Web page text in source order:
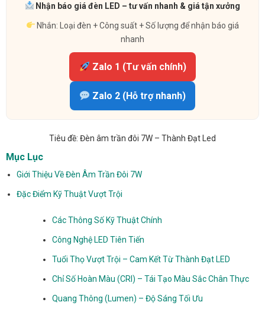
Nhận báo giá đèn LED – tư vấn nhanh & giá tận xưởng
Nhắn: Loại đèn + Công suất + Số lượng để nhận báo giá
nhanh
Zalo 1 (Tư vấn chính)
Zalo 2 (Hỗ trợ nhanh)
Tiêu đề: Đèn âm trần đôi 7W – Thành Đạt Led
Mục Lục
Giới Thiệu Về Đèn Âm Trần Đôi 7W
Đặc Điểm Kỹ Thuật Vượt Trội
Các Thông Số Kỹ Thuật Chính
Công Nghệ LED Tiên Tiến
Tuổi Thọ Vượt Trội – Cam Kết Từ Thành Đạt LED
Chỉ Số Hoàn Màu (CRI) – Tái Tạo Màu Sắc Chân Thực
Quang Thông (Lumen) – Độ Sáng Tối Ưu